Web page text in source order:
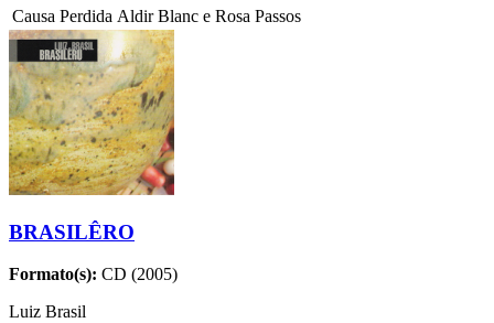
Causa Perdida Aldir Blanc e Rosa Passos
BRASILÊRO
Formato(s): CD (2005)
Luiz Brasil